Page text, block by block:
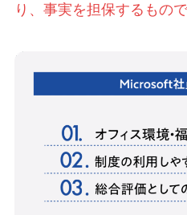
り、事実を担保するもの